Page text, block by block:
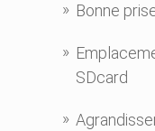
Bonne
SDcard